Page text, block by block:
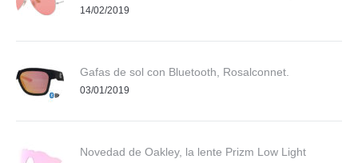
14/02/2019
Gafas de sol con Bluetooth, Rosalconnet.
03/01/2019
Novedad de Oakley, la lente Prizm Low Light